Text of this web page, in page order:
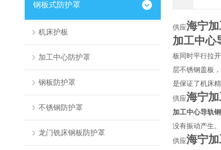
钢板式防护罩
机床护板
加工中心防护罩
钢板防护罩
不锈钢防护罩
龙门铣床钢板防护罩
供应海宁
加工中心
板同时平行拉
层不锈钢盖板
是保证了机床
供应海宁
加工中心导轨
没有振动产生。
供应海宁